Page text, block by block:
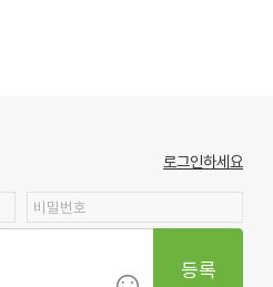
로그인하세요
등록